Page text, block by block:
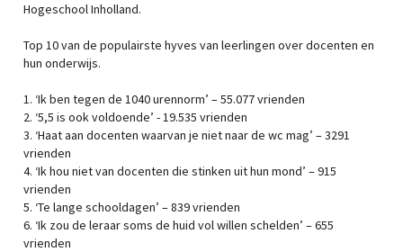
Hogeschool Inholland.
Top 10 van de populairste hyves van leerlingen over docenten en
hun onderwijs.
1. ‘Ik ben tegen de 1040 urennorm’ – 55.077 vrienden
2. ‘5,5 is ook voldoende’ - 19.535 vrienden
3. ‘Haat aan docenten waarvan je niet naar de wc mag’ – 3291
vrienden
4. ‘Ik hou niet van docenten die stinken uit hun mond’ – 915
vrienden
5. ‘Te lange schooldagen’ – 839 vrienden
6. ‘Ik zou de leraar soms de huid vol willen schelden’ – 655
vrienden